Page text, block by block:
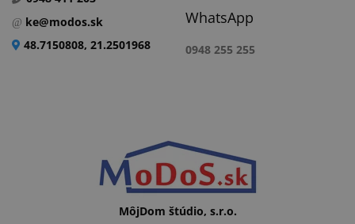
ke@modos.sk
48.7150808, 21.2501968
WhatsApp
0948 255 255
MôjDom štúdio, s.r.o.